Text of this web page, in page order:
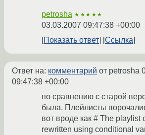
petrosha ★★★★★
03.03.2007 09:47:38 +00:00
Показать ответ
Ссылка
Ответ на: комментарий от petrosha
09:47:38 +00:00
по сравнению с старой
была. Плейлисты
вот вроде как # The playlist
rewritten using conditional